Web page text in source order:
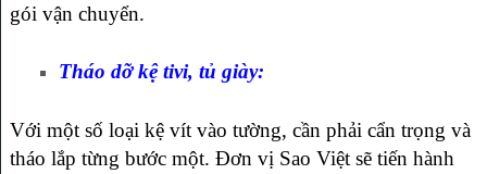
gói vận chuyển.
Tháo dỡ kệ tivi, tủ giày:
Với một số loại kệ vít vào tường, cần phải cẩn trọng và
tháo lắp từng bước một. Đơn vị Sao Việt sẽ tiến hành